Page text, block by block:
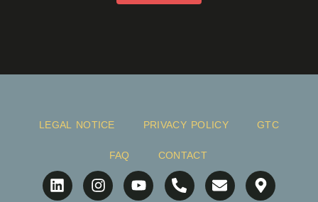
LEGAL NOTICE PRIVACY POLICY GTC
FAQ CONTACT